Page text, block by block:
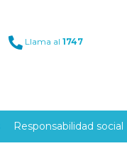
Llama al 1747
Responsabilidad social